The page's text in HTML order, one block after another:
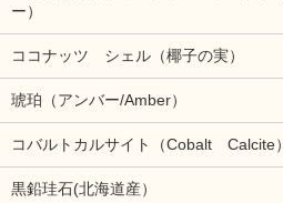
ー）
ココナッツ シェル（椰子の実）
琥珀（アンバー/Amber）
コバルトカルサイト（Cobalt Calcite）
黒鉛珪石(北海道産）